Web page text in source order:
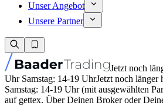
Unser Angebot
Unsere Partner
Jetzt noch
Uhr Samstag: 14-19 UhrJetzt noch länger
Samstag: 14-19 Uhr (mit ausgewählten
auf gettex. Über Deinen Broker oder